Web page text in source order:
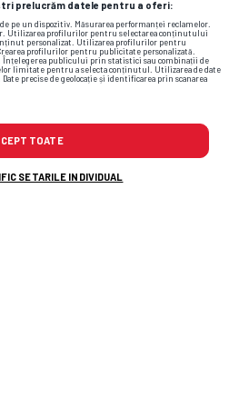
prelucrăm datele pentru a oferi:
pe un dispozitiv. Măsurarea performanței reclamelor.
Utilizarea profilurilor pentru selectarea conținutului
personalizat. Utilizarea profilurilor pentru
profilurilor pentru publicitate personalizată.
publicului prin statistici sau combinații de
limitate pentru a selecta conținutul. Utilizarea de date
precise de geolocație și identificarea prin scanarea
TOATE
SETARILE INDIVIDUAL